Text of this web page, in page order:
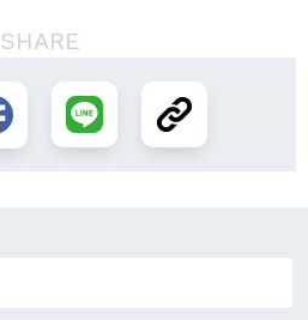
SHARE